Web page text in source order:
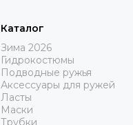
Каталог
Зима 2026
Гидрокостюмы
Подводные ружья
Аксессуары для ружей
Ласты
Маски
Трубки